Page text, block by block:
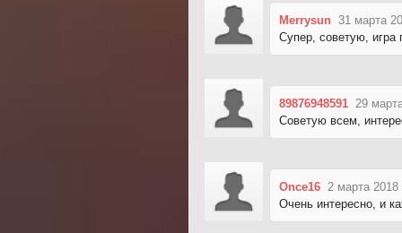
Merrysun 31 марта
Супер, советую, игра
89876948591 29
Советую всем,
Once16 2 марта 2018
Очень интересно, и